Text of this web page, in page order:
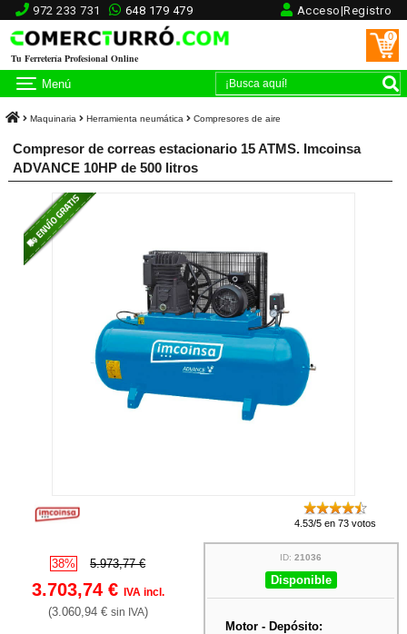
972 233 731 648 179 479 Acceso|Registro
Tu Ferretería Profesional Online
0
Menú
Maquinaria Herramienta neumática Compresores de aire
Compresor de correas estacionario 15 ATMS. Imcoinsa
ADVANCE 10HP de 500 litros
4.53/5 en 73 votos
38% 5.973,77 €
3.703,74 € IVA incl.
(3.060,94 € sin IVA)
ID:21036
Disponible
Motor - Depósito: